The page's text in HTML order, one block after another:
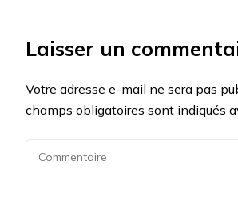
Laisser un
Votre adresse e-mail ne sera pas
champs obligatoires sont indiqués